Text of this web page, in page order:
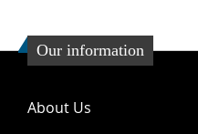
Our information
About Us